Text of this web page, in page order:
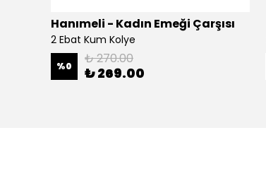
Hanımeli - Kadın Emeği Çarşısı
2 Ebat Kum Kolye
%0 ₺ 270.00
₺ 269.00